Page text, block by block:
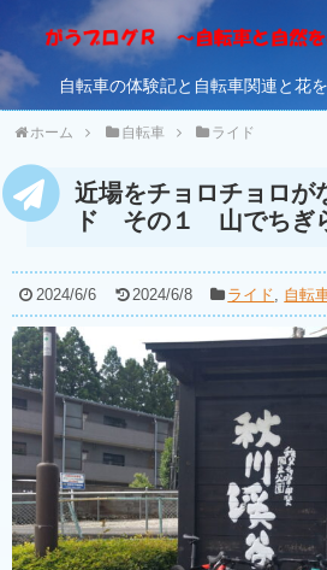
自転車の体験記と自転車関連と花
ホーム 自転車 ライド
近場をチョロチョロが
ド その１ 山でちぎ
2024/6/6 2024/6/8 ライド, 自転